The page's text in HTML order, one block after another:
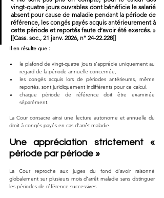
vingt-quatre jours ouvrables dont bénéficie le salarié
absent pour cause de maladie pendant la période de
référence, les congés payés acquis antérieurement à
cette période et reportés faute d’avoir été exercés. »
[[Cass. soc., 21 janv. 2026, n° 24-22.228]]
Il en résulte que :
le plafond de vingt-quatre jours s’apprécie uniquement au
regard de la période annuelle concernée,
les congés acquis lors de périodes antérieures, même
reportés, sont juridiquement indifférents pour ce calcul,
chaque période de référence doit être examinée
séparément.
La Cour consacre ainsi une lecture autonome et annuelle du
droit à congés payés en cas d’arrêt maladie.
Une appréciation strictement «
période par période »
La Cour reproche aux juges du fond d’avoir raisonné
globalement sur plusieurs mois d’arrêt maladie sans distinguer
les périodes de référence successives.